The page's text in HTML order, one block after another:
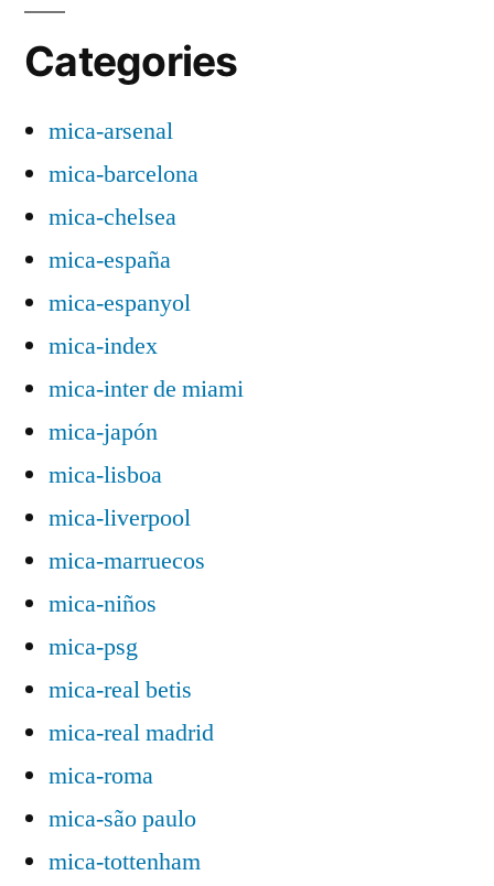
Categories
mica-arsenal
mica-barcelona
mica-chelsea
mica-españa
mica-espanyol
mica-index
mica-inter de miami
mica-japón
mica-lisboa
mica-liverpool
mica-marruecos
mica-niños
mica-psg
mica-real betis
mica-real madrid
mica-roma
mica-são paulo
mica-tottenham